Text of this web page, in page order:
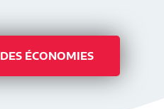
ÉCONOMIES